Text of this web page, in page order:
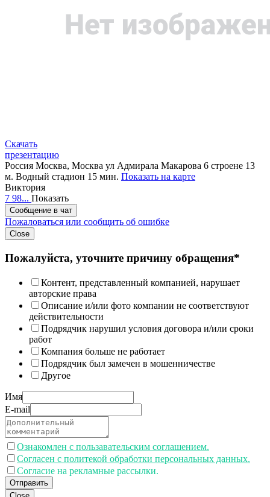
Скачать
презентацию
Россия Москва, Москва ул Адмирала Макарова 6 строене 13
м. Водный стадион 15 мин. Показать на карте
Виктория
7 98... Показать
Сообщение в чат
Пожаловаться или сообщить об ошибке
Close
Пожалуйста, уточните причину обращения*
Контент, представленный компанией, нарушает
авторские права
Описание и/или фото компании не соответствуют
действительности
Подрядчик нарушил условия договора и/или сроки
работ
Компания больше не работает
Подрядчик был замечен в мошенничестве
Другое
Имя
E-mail
Ознакомлен с пользавательским соглашением.
Согласен с политекой обработки персональных данных.
Согласие на рекламные рассылки.
Отправить